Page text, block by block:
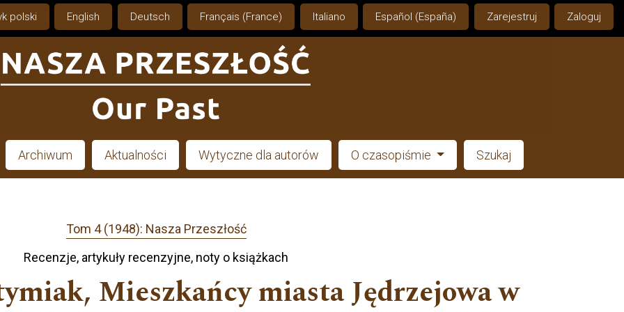
polski English Deutsch Français (France) Italiano Español (España) Zarejestruj Zaloguj
Archiwum Aktualności Wytyczne dla autorów O czasopiśmie Szukaj
Tom 4 (1948): Nasza Przeszłość
Recenzje, artykuły recenzyjne, noty o książkach
Mieszkańcy miasta Jędrzejowa w